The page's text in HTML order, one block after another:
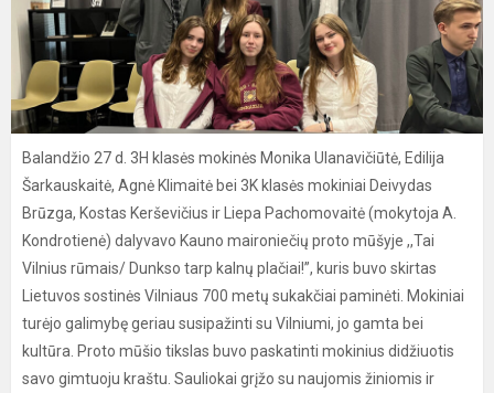
Balandžio 27 d. 3H klasės mokinės Monika Ulanavičiūtė, Edilija
Šarkauskaitė, Agnė Klimaitė bei 3K klasės mokiniai Deivydas
Brūzga, Kostas Kerševičius ir Liepa Pachomovaitė (mokytoja A.
Kondrotienė) dalyvavo Kauno maironiečių proto mūšyje ,,Tai
Vilnius rūmais/ Dunkso tarp kalnų plačiai!”, kuris buvo skirtas
Lietuvos sostinės Vilniaus 700 metų sukakčiai paminėti. Mokiniai
turėjo galimybę geriau susipažinti su Vilniumi, jo gamta bei
kultūra. Proto mūšio tikslas buvo paskatinti mokinius didžiuotis
savo gimtuoju kraštu. Sauliokai grįžo su naujomis žiniomis ir